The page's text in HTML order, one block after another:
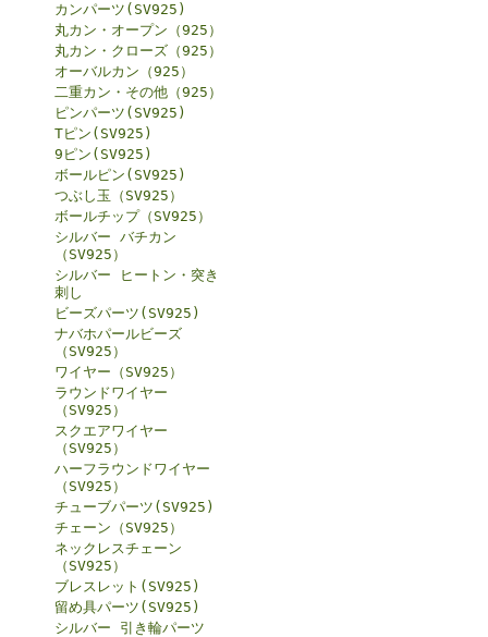
カンパーツ(SV925)
丸カン・オープン（925）
丸カン・クローズ（925）
オーバルカン（925）
二重カン・その他（925）
ピンパーツ(SV925)
Tピン(SV925)
9ピン(SV925)
ボールピン(SV925)
つぶし玉（SV925）
ボールチップ（SV925）
シルバー バチカン
（SV925）
シルバー ヒートン・突き
刺し
ビーズパーツ(SV925)
ナバホパールビーズ
（SV925）
ワイヤー（SV925）
ラウンドワイヤー
（SV925）
スクエアワイヤー
（SV925）
ハーフラウンドワイヤー
（SV925）
チューブパーツ(SV925)
チェーン（SV925）
ネックレスチェーン
（SV925）
ブレスレット(SV925)
留め具パーツ(SV925)
シルバー 引き輪パーツ